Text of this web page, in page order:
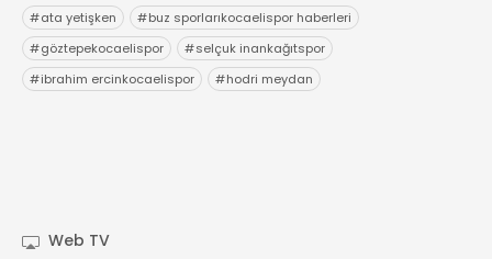
#ata yetişken #buz sporlarıkocaelispor haberleri
#göztepekocaelispor #selçuk inankağıtspor
#ibrahim ercinkocaelispor #hodri meydan
Web TV